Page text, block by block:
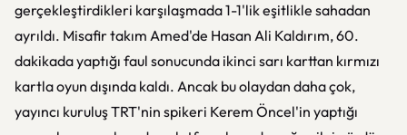
gerçekleştirdikleri karşılaşmada 1-1'lik eşitlikle sahadan
ayrıldı. Misafir takım Amed'de Hasan Ali Kaldırım, 60.
dakikada yaptığı faul sonucunda ikinci sarı karttan kırmızı
kartla oyun dışında kaldı. Ancak bu olaydan daha çok,
yayıncı kuruluş TRT'nin spikeri Kerem Öncel'in yaptığı